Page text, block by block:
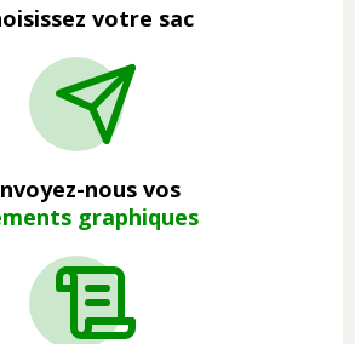
votre sac
nous vos
graphiques